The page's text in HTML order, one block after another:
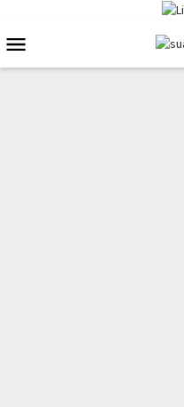
konten
Mobile